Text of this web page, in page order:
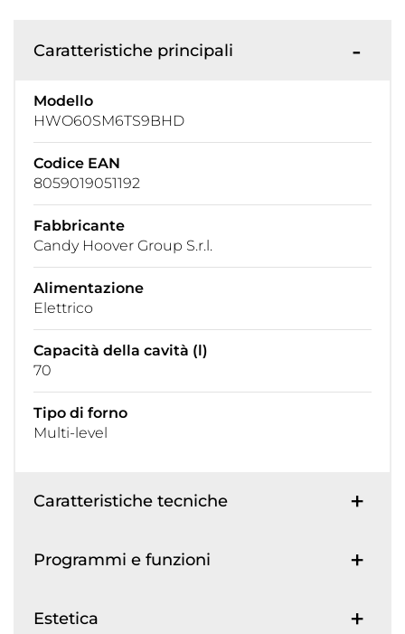
Caratteristiche principali
Modello
HWO60SM6TS9BHD
Codice EAN
8059019051192
Fabbricante
Candy Hoover Group S.r.l.
Alimentazione
Elettrico
Capacità della cavità (l)
70
Tipo di forno
Multi-level
Caratteristiche tecniche
Programmi e funzioni
Estetica